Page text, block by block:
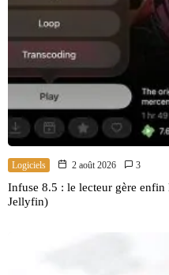
Logiciels 2 août 2026 3
Infuse 8.5 : le lecteur gère
Jellyfin)